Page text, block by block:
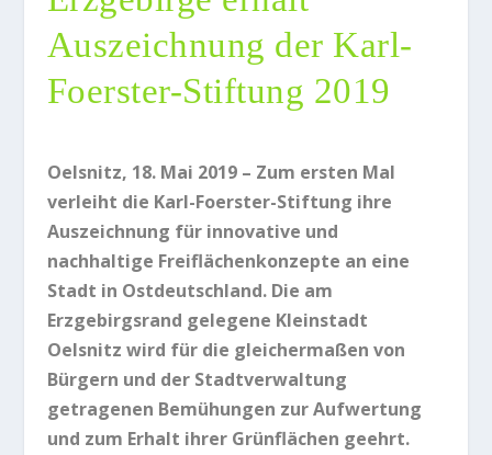
Auszeichnung der Karl-
Foerster-Stiftung 2019
Oelsnitz, 18. Mai 2019 – Zum ersten Mal
verleiht die Karl-Foerster-Stiftung ihre
Auszeichnung für innovative und
nachhaltige Freiflächenkonzepte an eine
Stadt in Ostdeutschland. Die am
Erzgebirgsrand gelegene Kleinstadt
Oelsnitz wird für die gleichermaßen von
Bürgern und der Stadtverwaltung
getragenen Bemühungen zur Aufwertung
und zum Erhalt ihrer Grünflächen geehrt.